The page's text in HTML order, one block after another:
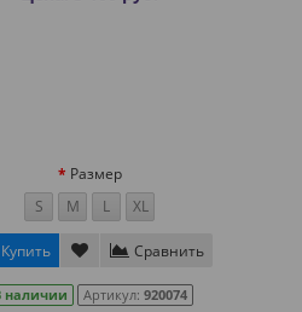
Размер
S
M L XL
Купить Сравнить
наличии Артикул: 920074